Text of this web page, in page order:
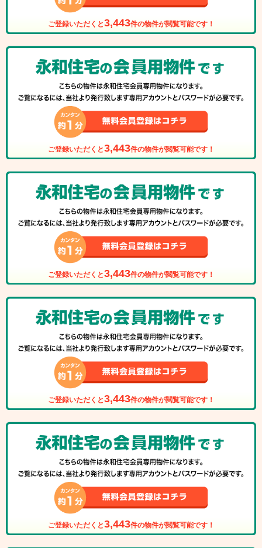
ご登録いただくと3,443件の物件が閲覧可能です！
ご登録いただくと3,443件の物件が閲覧可能です！
ご登録いただくと3,443件の物件が閲覧可能です！
ご登録いただくと3,443件の物件が閲覧可能です！
ご登録いただくと3,443件の物件が閲覧可能です！